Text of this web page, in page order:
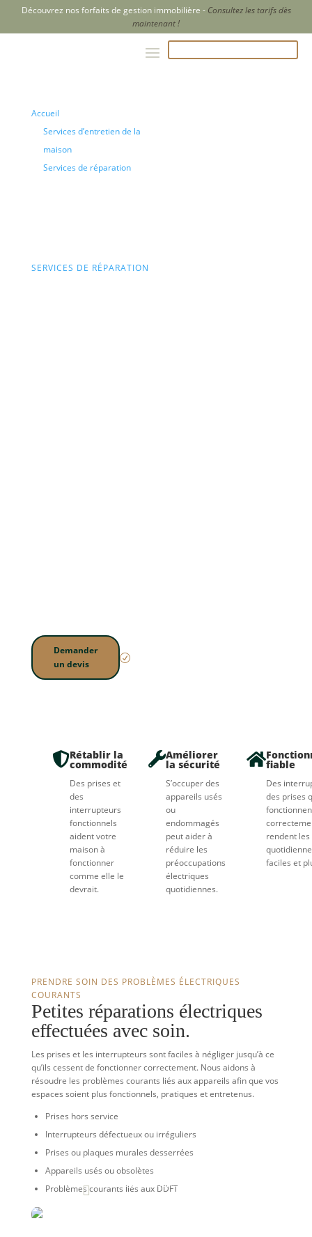
Découvrez nos forfaits de gestion immobilière - Consultez les tarifs dès
maintenant !
Accueil
Services d’entretien de la
maison
Services de réparation
SERVICES DE RÉPARATION
Demander
un devis
Fiable.
R
Rétablir la
commodité
Des prises et
des
interrupteurs
fonctionnels
aident votre
maison à
fonctionner
comme elle le
devrait.
Améliorer
la sécurité
S’occuper des
appareils usés
ou
endommagés
peut aider à
réduire les
préoccupations
électriques
quotidiennes.
fiable
Des
des prises
rendent
faciles et
PRENDRE SOIN DES PROBLÈMES ÉLECTRIQUES
COURANTS
Petites réparations électriques
effectuées avec soin.
Les prises et les interrupteurs sont faciles à négliger jusqu’à ce
qu’ils cessent de fonctionner correctement. Nous aidons à
résoudre les problèmes courants liés aux appareils afin que vos
espaces soient plus fonctionnels, pratiques et entretenus.
Prises hors service
Interrupteurs défectueux ou irréguliers
Prises ou plaques murales desserrées
Appareils usés ou obsolètes
Problèmes courants liés aux DDFT
 Installations plus sûres. Meilleur